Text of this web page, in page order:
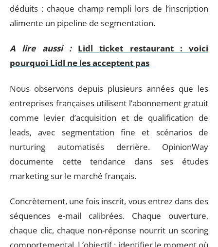
déduits : chaque champ rempli lors de l’inscription
alimente un pipeline de segmentation.
A lire aussi :
Lidl ticket restaurant : voici
pourquoi Lidl ne les acceptent pas
Nous observons depuis plusieurs années que les
entreprises françaises utilisent l’abonnement gratuit
comme levier d’acquisition et de qualification de
leads, avec segmentation fine et scénarios de
nurturing automatisés derrière. OpinionWay
documente cette tendance dans ses études
marketing sur le marché français.
Concrètement, une fois inscrit, vous entrez dans des
séquences e-mail calibrées. Chaque ouverture,
chaque clic, chaque non-réponse nourrit un scoring